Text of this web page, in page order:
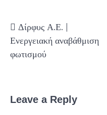
navigation
Δίρφυς Α.Ε. |
Ενεργειακή αναβάθμιση
φωτισμού
Leave a Reply